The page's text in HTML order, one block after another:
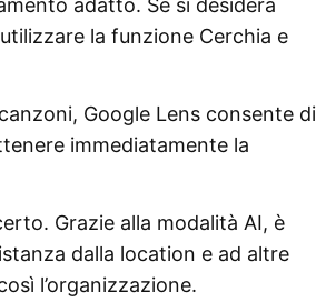
la funzione Cerchia e
Google Lens consente di
immediatamente la
Grazie alla modalità AI, è
dalla location e ad altre
l’organizzazione.